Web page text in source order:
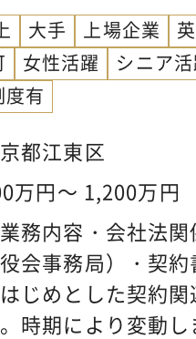
在籍
大手 上場企業
女性活躍
シニア
有
都江東区
800万円～ 1,200万円
務内容・会社法関
会事務局）・契
じめとした契約
時期により変動